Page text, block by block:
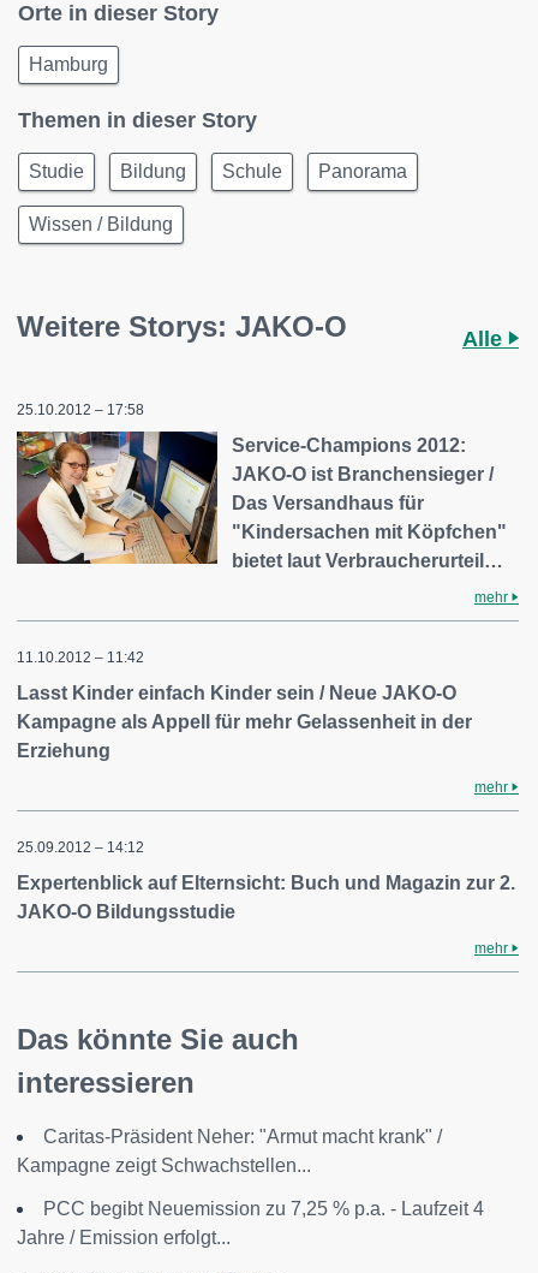
Orte in dieser Story
Hamburg
Themen in dieser Story
Studie Bildung Schule Panorama
Wissen / Bildung
Weitere Storys: JAKO-O Alle
25.10.2012 – 17:58
Service-Champions 2012:
JAKO-O ist Branchensieger /
Das Versandhaus für
"Kindersachen mit Köpfchen"
bietet laut Verbraucherurteil…
mehr
11.10.2012 – 11:42
Lasst Kinder einfach Kinder sein / Neue JAKO-O
Kampagne als Appell für mehr Gelassenheit in der
Erziehung
mehr
25.09.2012 – 14:12
Expertenblick auf Elternsicht: Buch und Magazin zur 2.
JAKO-O Bildungsstudie
mehr
Das könnte Sie auch
interessieren
Caritas-Präsident Neher: "Armut macht krank" /
Kampagne zeigt Schwachstellen...
PCC begibt Neuemission zu 7,25 % p.a. - Laufzeit 4
Jahre / Emission erfolgt...